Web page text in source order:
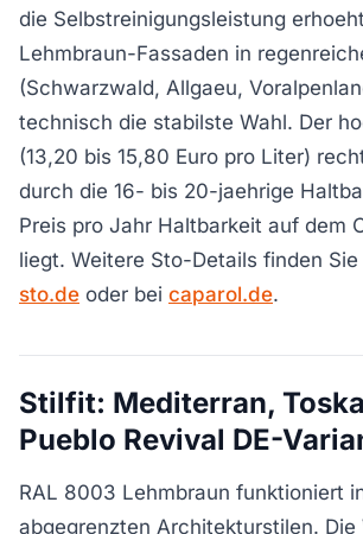
die Selbstreinigungsleistung
Lehmbraun-Fassaden in
(Schwarzwald, Allgaeu,
technisch die stabilste Wahl. Der
(13,20 bis 15,80 Euro pro Liter)
durch die 16- bis 20-jaehrige
Preis pro Jahr Haltbarkeit auf dem
liegt. Weitere Sto-Details finden
sto.de oder bei caparol.de.
Stilfit: Mediterran,
Pueblo Revival DE-
RAL 8003 Lehmbraun funktioniert
abgegrenzten Architekturstilen. Die